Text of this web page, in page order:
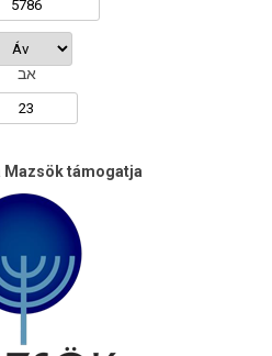
אב
Mazsök támogatja